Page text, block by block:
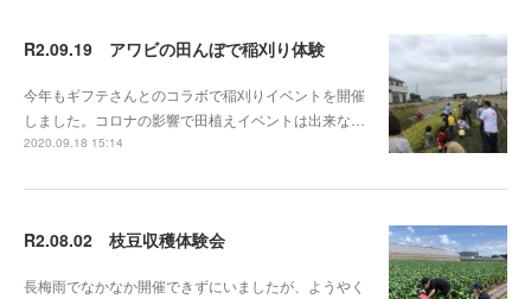
R2.09.19 アワビの田んぼで稲刈り体験
今年もギフテさんとのコラボで稲刈りイベントを開催
しました。コロナの影響で田植えイベントは出来な…
2020.09.18 15:14
R2.08.02 枝豆収穫体験会
長梅雨でなかなか開催できずにいましたが、ようやく